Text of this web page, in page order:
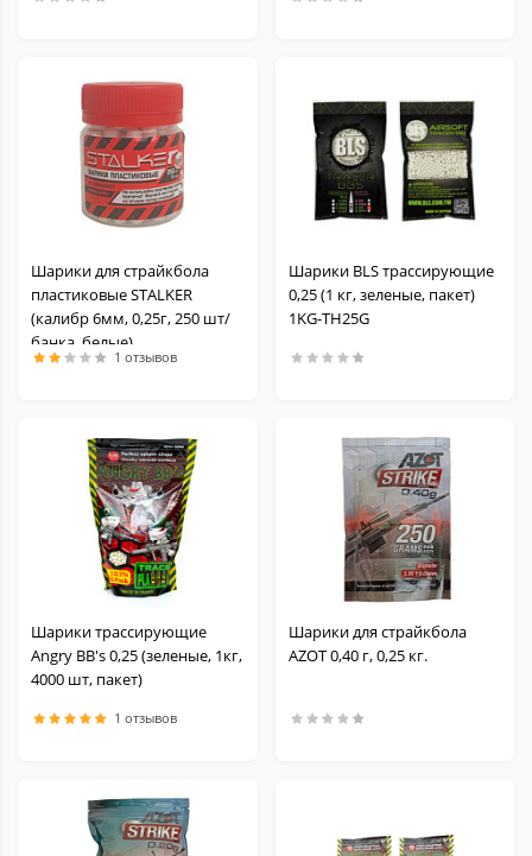
Шарики для страйкбола
пластиковые STALKER
(калибр 6мм, 0,25г, 250 шт/
банка, белые)
1 отзывов
Шарики BLS трассирующие
0,25 (1 кг, зеленые, пакет)
1KG-TH25G
Шарики трассирующие
Angry BB's 0,25 (зеленые, 1кг,
4000 шт, пакет)
1 отзывов
Шарики для страйкбола
AZOT 0,40 г, 0,25 кг.